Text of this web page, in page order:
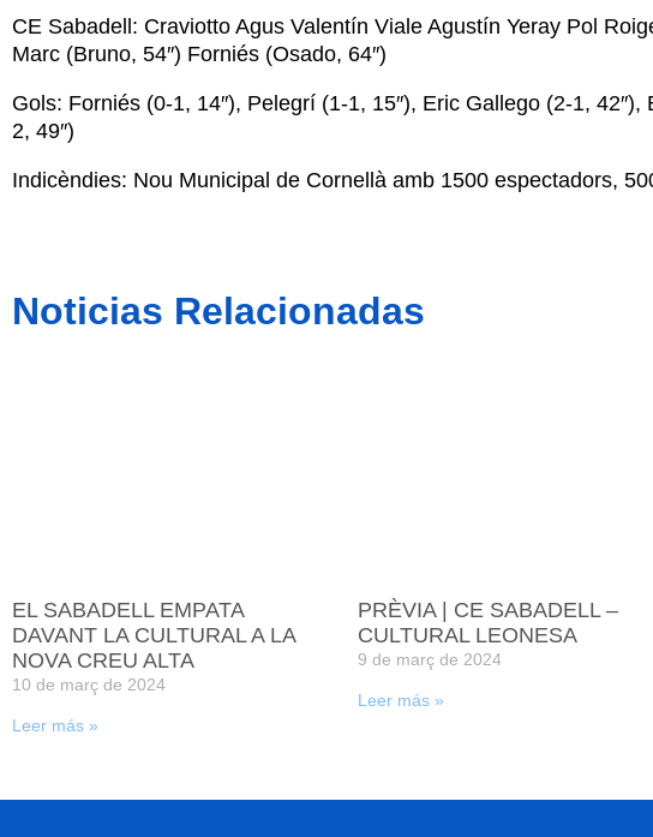
CE Sabadell: Craviotto Agus Valentín Viale Agustín Yeray Pol
Marc (Bruno, 54″) Forniés (Osado, 64″)
Gols: Forniés (0-1, 14″), Pelegrí (1-1, 15″), Eric Gallego (2-1,
2, 49″)
Indicèndies: Nou Municipal de Cornellà amb 1500 espectadors,
Noticias Relacionadas
EL SABADELL EMPATA
DAVANT LA CULTURAL A LA
NOVA CREU ALTA
10 de març de 2024
Leer más »
PRÈVIA | CE SABADELL –
CULTURAL LEONESA
9 de març de 2024
Leer más »